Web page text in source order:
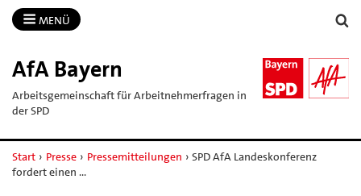
MENÜ
AfA Bayern
Arbeitsgemeinschaft für Arbeitnehmerfragen in
der SPD
Start › Presse › Pressemitteilungen › SPD AfA Landeskonferenz
fordert einen …